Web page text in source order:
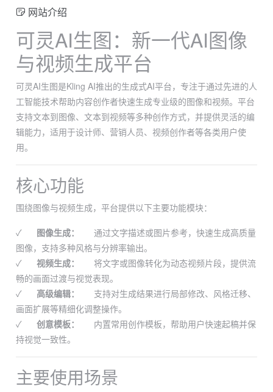
网站介绍
可灵AI生图：新一代AI图像
与视频生成平台
可灵AI生图是Kling AI推出的生成式AI平台，专注于通过先进的人
工智能技术帮助内容创作者快速生成专业级的图像和视频。平台
支持文本到图像、文本到视频等多种创作方式，并提供灵活的编
辑能力，适用于设计师、营销人员、视频创作者等各类用户使
用。
核心功能
围绕图像与视频生成，平台提供以下主要功能模块：
✓ 图像生成：
通过文字描述或图片参考，快速生成高质量
图像，支持多种风格与分辨率输出。
✓
视频生成：
将文字或图像转化为动态视频片段，提供流
畅的画面过渡与视觉表现。
✓
高级编辑：
支持对生成结果进行局部修改、风格迁移、
画面扩展等精细化调整操作。
✓
创意模板：
内置常用创作模板，帮助用户快速起稿并保
持视觉一致性。
主要使用场景